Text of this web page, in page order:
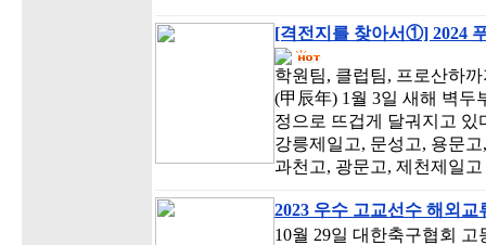
[격전지를 찾아서①] 2024
학원팀, 클럽팀, 프로산하
(甲辰年) 1월 3일 새해 벽두
정으로 뜨겁게 달궈지고
강릉제일고, 문성고, 용문
과천고, 광문고, 제천제일
2023 우수 고교선수 해외
10월 29일 대한축구협회